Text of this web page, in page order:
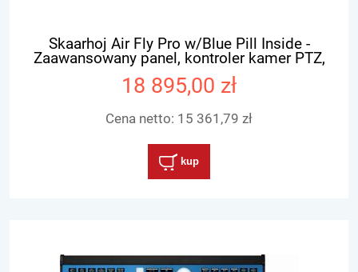
Skaarhoj Air Fly Pro w/Blue Pill Inside -
Zaawansowany panel, kontroler kamer PTZ,
vMix, ATEM, Tricaster
18 895,00 zł
Cena netto: 15 361,79 zł
kup